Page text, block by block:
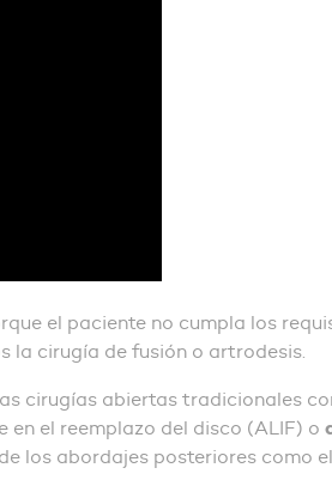
el paciente no cumpla los
la cirugía de fusión o artrodesis.
cirugías abiertas tradicionales
en el reemplazo del disco (ALIF) o
los abordajes posteriores como